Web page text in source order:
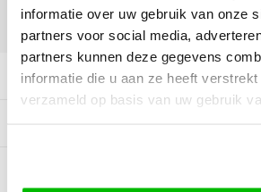
informatie over uw gebruik van onze
partners voor social media,
partners kunnen deze gegevens
informatie die u aan ze heeft
verzameld op basis van uw gebruik
Productomschrijving